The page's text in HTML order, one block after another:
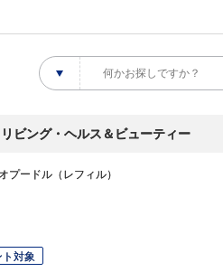
リビング・ヘルス＆ビューティー
プードル（レフィル）
ト対象